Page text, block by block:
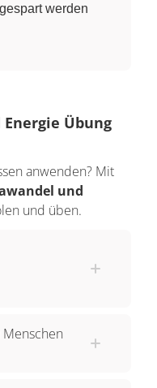
werden
Übung
anwenden? Mit
und
und üben.
Menschen